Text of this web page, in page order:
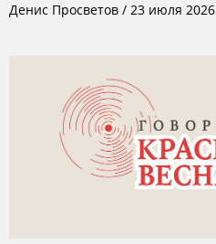
Денис Просветов / 23 июля 2026